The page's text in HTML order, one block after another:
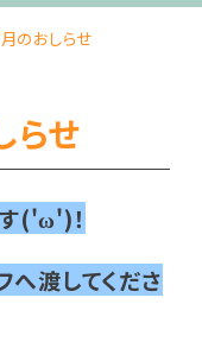
のおしらせ
らせ
('ω')！
渡してくださ